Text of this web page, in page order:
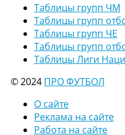
Таблицы групп ЧМ
Таблицы групп
Таблицы групп ЧЕ
Таблицы групп
Таблицы Лиги
© 2024 ПРО ФУТБОЛ
О сайте
Реклама на сайте
Работа на сайте